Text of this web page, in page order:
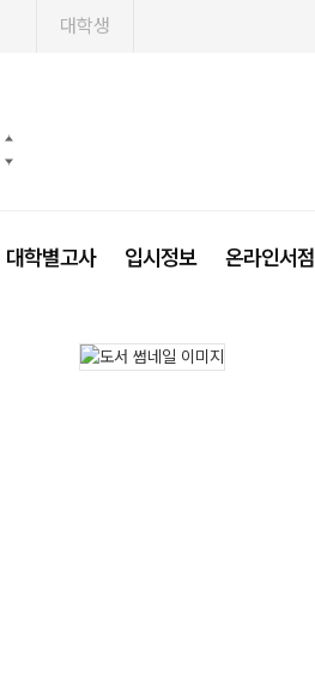
대학생
대학별고사 입시정보 온라인서점